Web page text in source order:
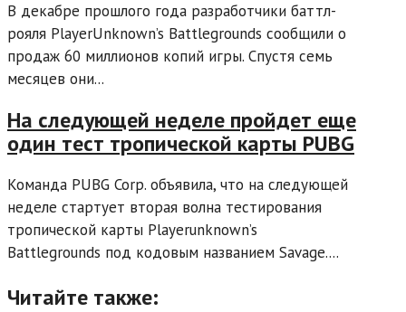
В декабре прошлого года разработчики баттл-
рояля PlayerUnknown’s Battlegrounds сообщили о
продаж 60 миллионов копий игры. Спустя семь
месяцев они...
На следующей неделе пройдет еще
один тест тропической карты PUBG
Команда PUBG Corp. объявила, что на следующей
неделе стартует вторая волна тестирования
тропической карты Playerunknown’s
Battlegrounds под кодовым названием Savage....
Читайте также: